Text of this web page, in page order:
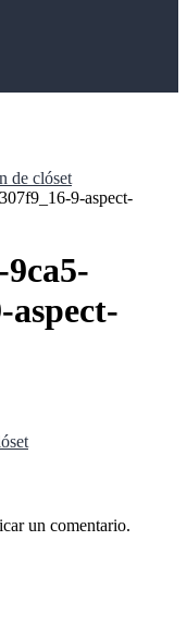
de clóset
9-aspect-
aspect-
un comentario.